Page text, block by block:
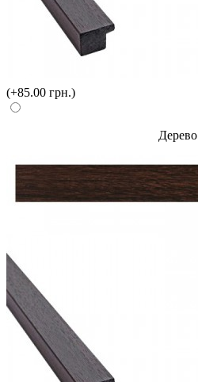
(+85.00 грн.)
Дерево